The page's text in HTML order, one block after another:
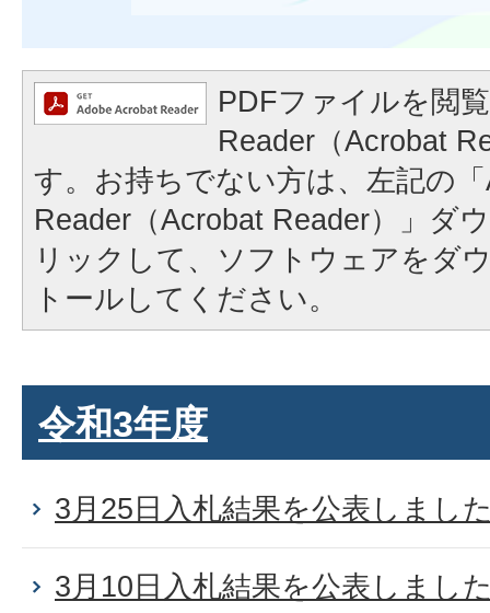
PDFファイルを閲
Reader（Acrobat
す。お持ちでない方は、左記の
Reader（Acrobat Reader）」ダ
リックして、ソフトウェアをダ
トールしてください。
令和3年度
3月25日入札結果を公表しまし
3月10日入札結果を公表しまし